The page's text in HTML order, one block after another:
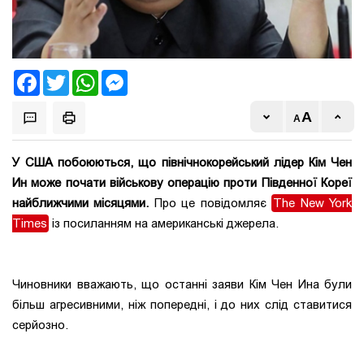
FacebookTwitter WhatsApp
У США побоюються, що північнокорейський лідер Кім Чен
Ин може почати військову операцію проти Південної Кореї
найближчими місяцями. Про це повідомляє The New York
Times із посиланням на американські джерела.
Чиновники вважають, що останні заяви Кім Чен Ина були
більш агресивними, ніж попередні, і до них слід ставитися
серйозно.